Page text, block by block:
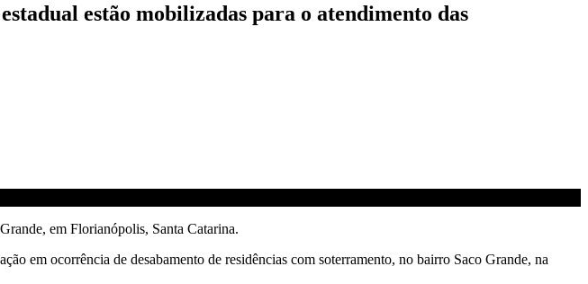
estão mobilizadas para o atendimento das
em Florianópolis, Santa Catarina.
em ocorrência de desabamento de residências com soterramento, no bairro Saco Grande, na